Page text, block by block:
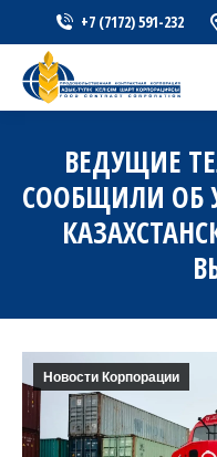
+7 (7172) 591-232
ВЕДУЩИЕ
СООБЩИЛИ ОБ
Новости Корпорации